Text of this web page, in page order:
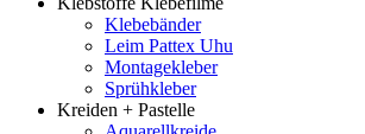
Klebebänder
Leim Pattex Uhu
Montagekleber
Sprühkleber
Kreiden + Pastelle